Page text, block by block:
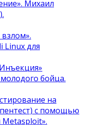
Михаил
Linux для
бойца.
на
с помощью
Metasploit».